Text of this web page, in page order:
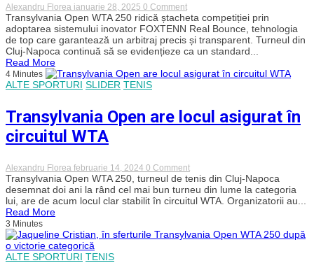
ultimă
generație
Alexandru Florea ianuarie 28, 2025 0 Commenton
Transylvania
Open
introduce
arbitrajul
electronic
Transylvania Open WTA 250 ridică ștacheta competiției prin
adoptarea sistemului inovator FOXTENN Real Bounce, tehnologia
de top care garantează un arbitraj precis și transparent. Turneul din
Cluj-Napoca continuă să se evidențieze ca un standard...
Read More
4 Minutes
ALTE SPORTURI SLIDER TENIS
Transylvania Open are locul asigurat în
circuitul WTA
Alexandru Florea februarie 14, 2024 0 Commenton
Transylvania
Open
are
locul
circuitul
Transylvania Open WTA 250, turneul de tenis din Cluj-Napoca
desemnat doi ani la rând cel mai bun turneu din lume la categoria
lui, are de acum locul clar stabilit în circuitul WTA. Organizatorii au...
Read More
3 Minutes
ALTE SPORTURI TENIS